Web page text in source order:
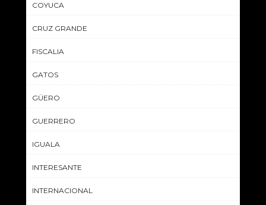
COYUCA
CRUZ GRANDE
FISCALIA
GATOS
GÜERO
GUERRERO
IGUALA
INTERESANTE
INTERNACIONAL